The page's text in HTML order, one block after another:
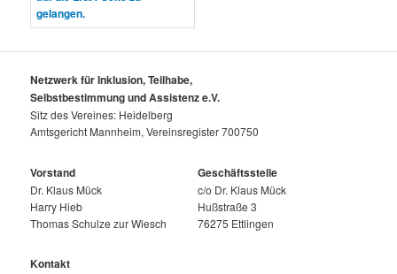
Netzwerk für Inklusion, Teilhabe,
Selbstbestimmung und Assistenz e.V.
Sitz des Vereines: Heidelberg
Amtsgericht Mannheim, Vereinsregister 700750
Vorstand Geschäftsstelle
Dr. Klaus Mück
c/o Dr. Klaus Mück
Harry Hieb
Hußstraße 3
Thomas Schulze zur Wiesch
76275 Ettlingen
Kontakt